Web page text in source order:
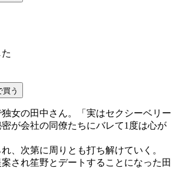
買う
女の田中さん。「実はセクシーベリー
が会社の同僚たちにバレて1度は心が
、次第に周りとも打ち解けていく。
され笙野とデートすることになった田